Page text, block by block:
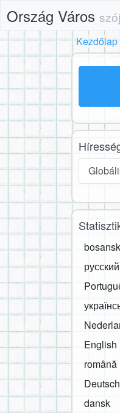
Ország Város
Kezdőlap
English
română
Deutsch
dansk